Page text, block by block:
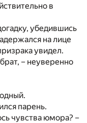
в
убедившись
на лице
увидел.
– неуверенно
парень.
чувства юмора? –